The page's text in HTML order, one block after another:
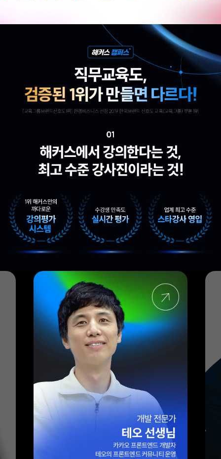
엑셀 전문가
엑셀마왕(임규범) 선생님
대기업/외국계 기업 10년 이상 실무 경력
42만 팔로워 보유
엑셀 전문 블로그 ‘엑셀마왕’ 운영자